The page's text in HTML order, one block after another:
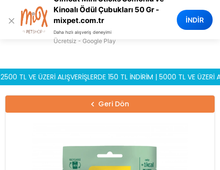
TL VE ÜZERİ ALIŞVERİŞLERDE 150 TL İNDİRİM | 5000 TL VE ÜZERİ
0
Geri Dön
×
Kinoalı Ödül Çubukları 50 Gr -
mixpet.com.tr
Daha hızlı alışveriş deneyimi
Ücretsiz - Google Play
İNDİR